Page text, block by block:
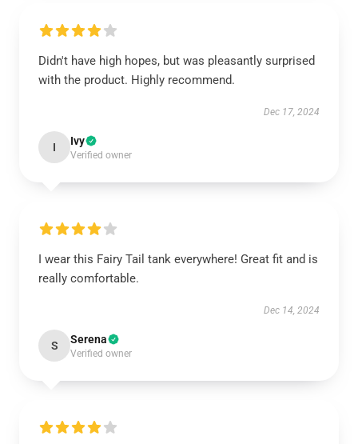
Didn't have high hopes, but was pleasantly surprised
with the product. Highly recommend.
Dec 17, 2024
I Ivy
Verified owner
I wear this Fairy Tail tank everywhere! Great fit and is
really comfortable.
Dec 14, 2024
S Serena
Verified owner